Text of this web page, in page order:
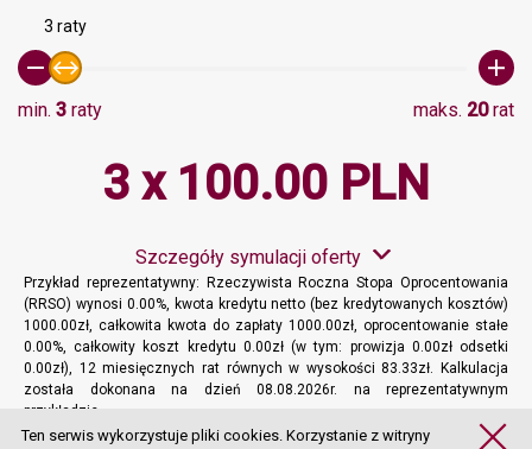
3 raty
min. 3 raty maks. 20rat
3 x 100.00 PLN
Szczegóły symulacji oferty
Przykład reprezentatywny: Rzeczywista Roczna Stopa Oprocentowania
(RRSO) wynosi 0.00%, kwota kredytu netto (bez kredytowanych kosztów)
1000.00zł, całkowita kwota do zapłaty 1000.00zł, oprocentowanie stałe
0.00%, całkowity koszt kredytu 0.00zł (w tym: prowizja 0.00zł odsetki
0.00zł), 12 miesięcznych rat równych w wysokości 83.33zł. Kalkulacja
została dokonana na dzień 08.08.2026r. na reprezentatywnym
przykładzie.
Więcej informacji
Ten serwis wykorzystuje pliki cookies. Korzystanie z witryny